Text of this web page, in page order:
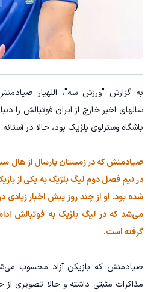
سالهای اخیر خارج از ایران فوتبالش
باشگاه وسترلوی بلژیک بود، حالا در
صیادمنش که در زمستان پارسال از هال
در نیم فصل دوم لیگ بلژیک به یکی از
شده بود. او از چند روز پیش اخبار
می‌شد که در لیگ بلژیک به فوتبالش
گرفته است.
صیادمنش که بازیکن آزاد محسوب
مذاکرات مثبتی داشته و حالا تصویری